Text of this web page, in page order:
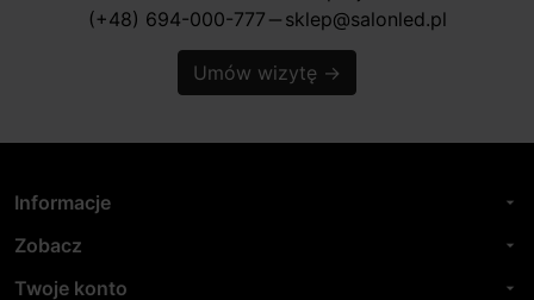
(+48) 694-000-777 horizontal_rule sklep@salonled.pl
Umów wizytę →
Informacje arrow_drop_down
Zobacz arrow_drop_down
Twoje konto arrow_drop_down